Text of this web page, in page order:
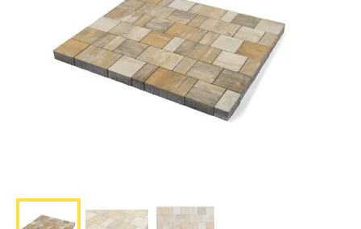
8 (800) 444-8-009
многоканальный
gk.ozsm@yandex.ru